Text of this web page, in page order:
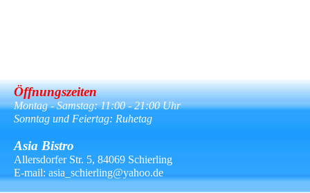
Öffnungszeiten
Montag - Samstag: 11:00 - 21:00 Uhr
Sonntag und Feiertag: Ruhetag
Asia Bistro
Allersdorfer Str. 5, 84069 Schierling
E-mail: asia_schierling@yahoo.de